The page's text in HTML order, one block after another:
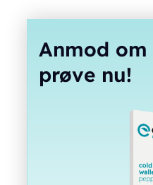
Anmod
prøve nu!